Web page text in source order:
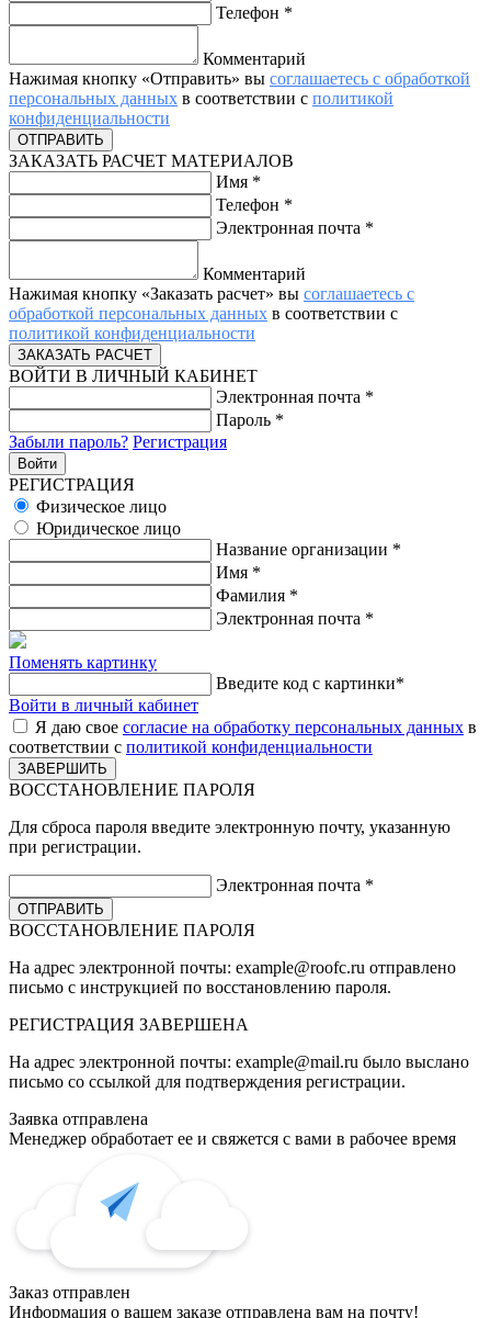
Телефон *
Комментарий
Нажимая кнопку «Отправить» вы соглашаетесь с обработкой
персональных данных в соответствии с политикой
конфиденциальности
ЗАКАЗАТЬ РАСЧЕТ МАТЕРИАЛОВ
Имя *
Телефон *
Электронная почта *
Комментарий
Нажимая кнопку «Заказать расчет» вы соглашаетесь с
обработкой персональных данных в соответствии с
политикой конфиденциальности
ВОЙТИ В ЛИЧНЫЙ КАБИНЕТ
Электронная почта *
Пароль *
Забыли пароль? Регистрация
РЕГИСТРАЦИЯ
Физическое лицо
Юридическое лицо
Название организации *
Имя *
Фамилия *
Электронная почта *
Поменять картинку
Введите код с картинки*
Войти в личный кабинет
Я даю свое согласие на обработку персональных данных в
соответствии с политикой конфиденциальности
ВОССТАНОВЛЕНИЕ ПАРОЛЯ
Для сброса пароля введите электронную почту, указанную
при регистрации.
Электронная почта *
ВОССТАНОВЛЕНИЕ ПАРОЛЯ
На адрес электронной почты: example@roofc.ru отправлено
письмо с инструкцией по восстановлению пароля.
РЕГИСТРАЦИЯ ЗАВЕРШЕНА
На адрес электронной почты: example@mail.ru было выслано
письмо со ссылкой для подтверждения регистрации.
Заявка отправлена
Менеджер обработает ее и свяжется с вами в рабочее время
Заказ отправлен
Информация о вашем заказе отправлена вам на почту!